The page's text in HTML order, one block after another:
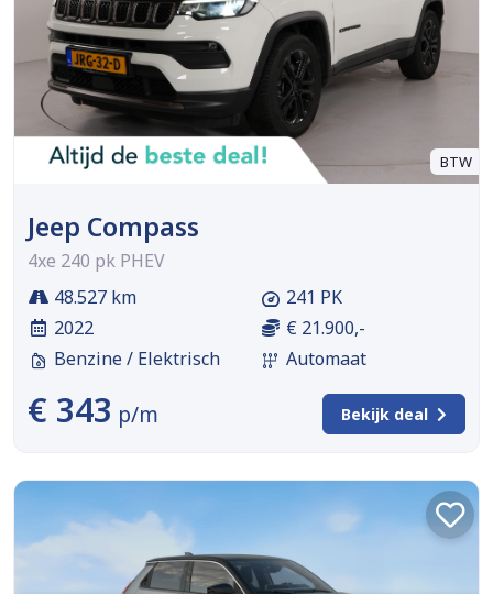
BTW
Jeep Compass
4xe 240 pk PHEV
48.527 km
2022
Benzine / Elektrisch
241 PK
€ 21.900,-
Automaat
€ 343 p/m Bekijk deal